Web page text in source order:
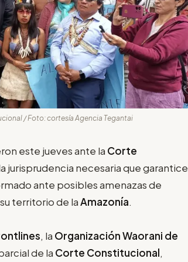
/ Foto: cortesía Agencia Tegantai
este jueves ante la Corte
jurisprudencia necesaria que garantice
ante posibles amenazas de
territorio de laAmazonía.
, la Organización Waorani de
de la Corte Constitucional,